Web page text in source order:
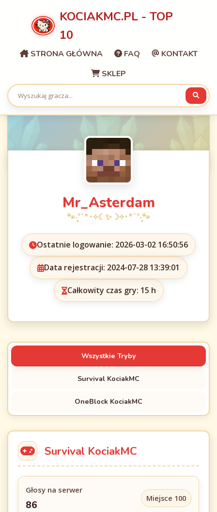
KOCIAKMC.PL - TOP
10
STRONA GŁÓWNA FAQ
KONTAKT
SKLEP
Mr_Asterdam
Ostatnie logowanie: 2026-03-02 16:50:56
Data rejestracji: 2024-07-28 13:39:01
Całkowity czas gry: 15 h
Wszystkie Tryby
Survival KociakMC
OneBlock KociakMC
Survival KociakMC
Głosy na serwer
86
Miejsce 100